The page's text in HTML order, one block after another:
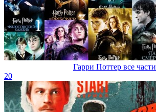
Гарри Поттер все части
20